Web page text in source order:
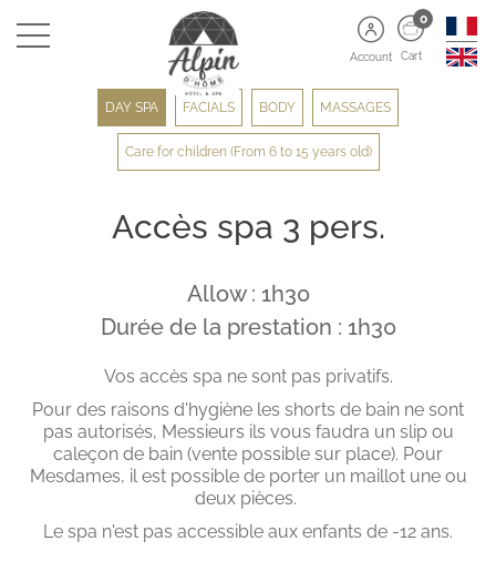
Account
0
Cart
DAY SPA FACIALS BODY MASSAGES
Care for children (From 6 to 15 years old)
Accès spa 3 pers.
Allow : 1h30
Durée de la prestation : 1h30
Vos accès spa ne sont pas privatifs.
Pour des raisons d'hygiène les shorts de bain ne sont
pas autorisés, Messieurs ils vous faudra un slip ou
caleçon de bain (vente possible sur place). Pour
Mesdames, il est possible de porter un maillot une ou
deux pièces.
Le spa n'est pas accessible aux enfants de -12 ans.